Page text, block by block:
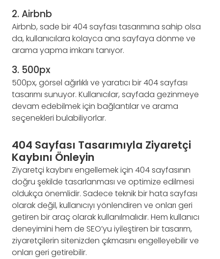
2. Airbnb
Airbnb, sade bir 404 sayfası tasarımına sahip olsa
da, kullanıcılara kolayca ana sayfaya dönme ve
arama yapma imkanı tanıyor.
3. 500px
500px, görsel ağırlıklı ve yaratıcı bir 404 sayfası
tasarımı sunuyor. Kullanıcılar, sayfada gezinmeye
devam edebilmek için bağlantılar ve arama
seçenekleri bulabiliyorlar.
404 Sayfası Tasarımıyla Ziyaretçi
Kaybını Önleyin
Ziyaretçi kaybını engellemek için 404 sayfasının
doğru şekilde tasarlanması ve optimize edilmesi
oldukça önemlidir. Sadece teknik bir hata sayfası
olarak değil, kullanıcıyı yönlendiren ve onları geri
getiren bir araç olarak kullanılmalıdır. Hem kullanıcı
deneyimini hem de SEO’yu iyileştiren bir tasarım,
ziyaretçilerin sitenizden çıkmasını engelleyebilir ve
onları geri getirebilir.